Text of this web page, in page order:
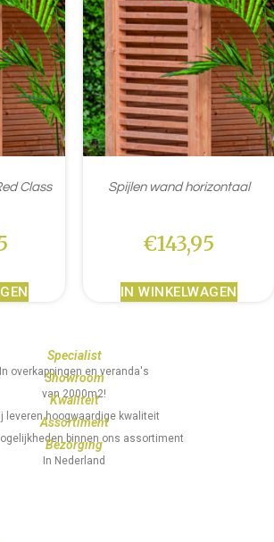
Class
Spijlen wand horizontaal
€143,95
IN WINKELWAGEN
Specialist
In overkappingen en veranda's
Showroom
van 2000m2!
Kwaliteit
leveren hoogwaardige kwaliteit
Assortiment
binnen ons assortiment
Bezorging
In Nederland